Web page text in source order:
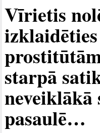
Vīrietis
starpā
pasaulē…